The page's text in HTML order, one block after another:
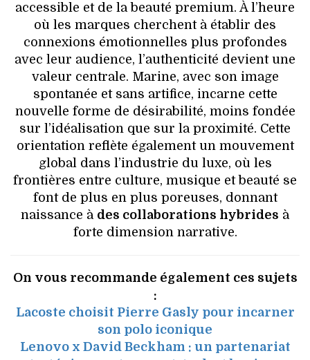
accessible et de la beauté premium. À l’heure
où les marques cherchent à établir des
connexions émotionnelles plus profondes
avec leur audience, l’authenticité devient une
valeur centrale. Marine, avec son image
spontanée et sans artifice, incarne cette
nouvelle forme de désirabilité, moins fondée
sur l’idéalisation que sur la proximité. Cette
orientation reflète également un mouvement
global dans l’industrie du luxe, où les
frontières entre culture, musique et beauté se
font de plus en plus poreuses, donnant
naissance à des collaborations hybrides à
forte dimension narrative.
On vous recommande également ces sujets
:
Lacoste choisit Pierre Gasly pour incarner
son polo iconique
Lenovo x David Beckham : un partenariat